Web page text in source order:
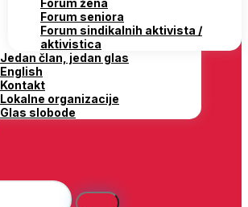
Forum žena
Forum seniora
Forum sindikalnih aktivista /
aktivistica
Jedan član, jedan glas
English
Kontakt
Lokalne organizacije
Glas slobode